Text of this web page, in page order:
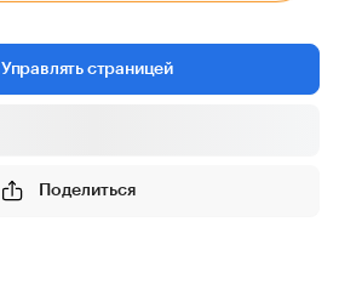
Управлять страницей
Поделиться